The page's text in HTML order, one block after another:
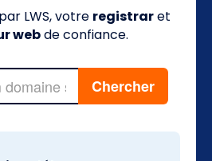
LWS, votre registraret
webde confiance.